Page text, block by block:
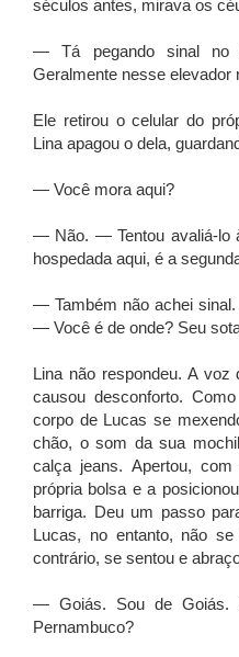
séculos antes, mirava os
— Tá pegando sinal
Geralmente nesse elevador
Ele retirou o celular do
Lina apagou o dela,
— Você mora aqui?
— Não. — Tentou avaliá-lo
hospedada aqui, é a
— Também não achei
— Você é de onde? Seu
Lina não respondeu. A
causou desconforto.
corpo de Lucas se
chão, o som da sua
calça jeans. Apertou,
própria bolsa e a
barriga. Deu um passo
Lucas, no entanto, não
contrário, se sentou e
— Goiás. Sou de Goiás.
Pernambuco?